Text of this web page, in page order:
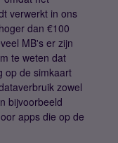
verwerkt in ons
dan €100
MB's er zijn
te weten dat
op de simkaart
zowel
bijvoorbeeld
apps die op de